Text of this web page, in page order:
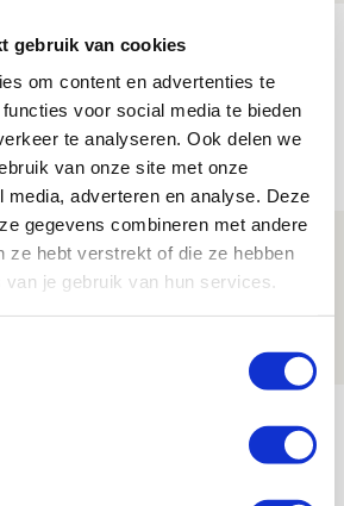
gebruik van cookies
om content en advertenties te
voor social media te bieden
te analyseren. Ook delen we
van onze site met onze
media, adverteren en analyse. Deze
gegevens combineren met andere
ze hebt verstrekt of die ze hebben
je gebruik van hun services.
update en
Baas en
in fotoverslag van
met Shelbourne